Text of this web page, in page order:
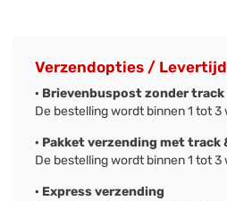
Verzendopties / Levertijd
· Brievenbuspost zonder track
De bestelling wordt binnen 1 tot
· Pakket verzending met track
De bestelling wordt binnen 1 tot
· Express verzending